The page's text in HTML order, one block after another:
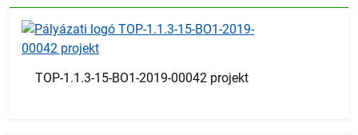
TOP-1.1.3-15-BO1-2019-00042 projekt